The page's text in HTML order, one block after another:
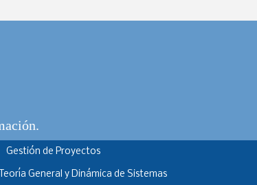
Gestión de Proyectos
Teoría General y Dinámica de Sistemas